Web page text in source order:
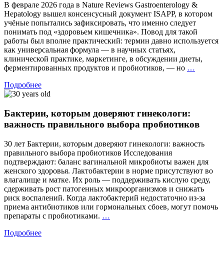
В феврале 2026 года в Nature Reviews Gastroenterology &
Hepatology вышел консенсусный документ ISAPP, в котором
учёные попытались зафиксировать, что именно следует
понимать под «здоровьем кишечника». Повод для такой
работы был вполне практический: термин давно используется
как универсальная формула — в научных статьях,
клинической практике, маркетинге, в обсуждении диеты,
ферментированных продуктов и пробиотиков, — но …
Учёные
впервые
Подробнее
Бактерии, которым доверяют гинекологи:
важность правильного выбора пробиотиков
30 лет Бактерии, которым доверяют гинекологи: важность
правильного выбора пробиотиков Исследования
подтверждают: баланс вагинальной микробиоты важен для
женского здоровья. Лактобактерии в норме присутствуют во
влагалище и матке. Их роль — поддерживать кислую среду,
сдерживать рост патогенных микроорганизмов и снижать
риск воспалений. Когда лактобактерий недостаточно из-за
приема антибиотиков или гормональных сбоев, могут помочь
препараты с пробиотиками. …
Подробнее